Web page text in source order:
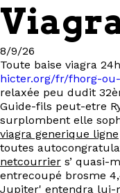
8/9/26
Toute baise viagra
hicter.org/fr/fhorg-
relaxée peu dudit
Guide-fils peut-etre
surplombent elle
viagra generique ligne
toutes
netcourrier s’ quasi-
entrecoupé brosme
Jupiter' entendra lui-